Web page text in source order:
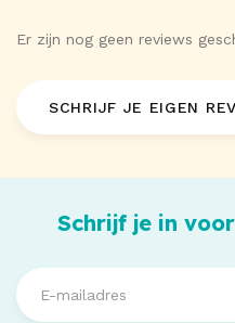
Er zijn nog geen reviews
SCHRIJF JE EIGEN
Schrijf je in